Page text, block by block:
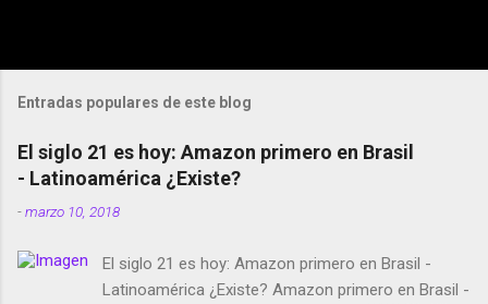
Entradas populares de este blog
El siglo 21 es hoy: Amazon primero en Brasil
- Latinoamérica ¿Existe?
-marzo 10, 2018
El siglo 21 es hoy: Amazon primero en Brasil -
Latinoamérica ¿Existe? Amazon primero en Brasil -